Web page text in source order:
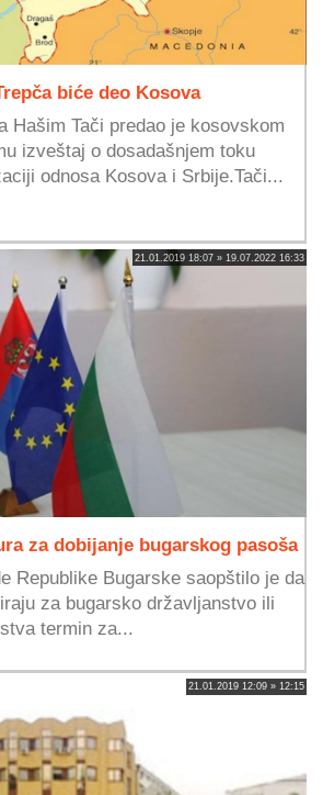
biće deo Kosova
Hašim Tači predao je kosovskom
izveštaj o dosadašnjem toku
odnosa Kosova i Srbije.Tači...
21.01.2019 18:07 » 19.07.2022 16:33
za dobijanje bugarskog pasoša
Republike Bugarske saopštilo je da
za bugarsko državljanstvo ili
termin za...
21.01.2019 12:09 » 12:15